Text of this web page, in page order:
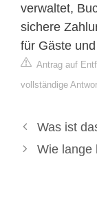
verwaltet,
sichere
für Gäste
Antrag auf
vollständige
Was ist
Wie lange